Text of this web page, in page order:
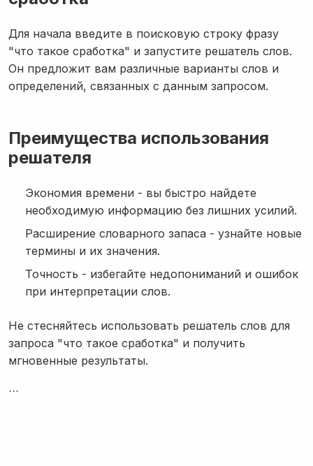
Для начала введите в поисковую строку фразу
"что такое сработка" и запустите решатель слов.
Он предложит вам различные варианты слов и
определений, связанных с данным запросом.
Преимущества использования
решателя
Экономия времени - вы быстро найдете
необходимую информацию без лишних усилий.
Расширение словарного запаса - узнайте новые
термины и их значения.
Точность - избегайте недопониманий и ошибок
при интерпретации слов.
Не стесняйтесь использовать решатель слов для
запроса "что такое сработка" и получить
мгновенные результаты.
```